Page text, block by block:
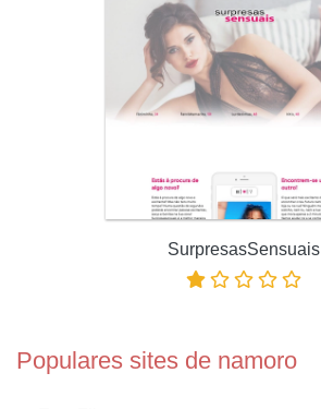
SurpresasSensuais
Populares sites de namoro